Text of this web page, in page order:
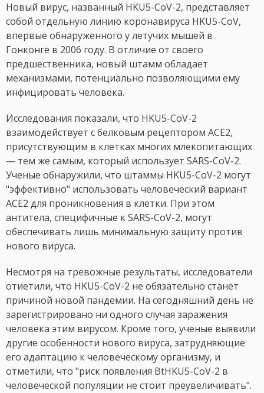
Новый вирус, названный HKU5-CoV-2, представляет
собой отдельную линию коронавируса HKU5-CoV,
впервые обнаруженного у летучих мышей в
Гонконге в 2006 году. В отличие от своего
предшественника, новый штамм обладает
механизмами, потенциально позволяющими ему
инфицировать человека.
Исследования показали, что HKU5-CoV-2
взаимодействует с белковым рецептором ACE2,
присутствующим в клетках многих млекопитающих
— тем же самым, который использует SARS-CoV-2.
Ученые обнаружили, что штаммы HKU5-CoV-2 могут
"эффективно" использовать человеческий вариант
ACE2 для проникновения в клетки. При этом
антитела, специфичные к SARS-CoV-2, могут
обеспечивать лишь минимальную защиту против
нового вируса.
Несмотря на тревожные результаты, исследователи
отиетили, что HKU5-CoV-2 не обязательно станет
причиной новой пандемии. На сегодняшний день не
зарегистрировано ни одного случая заражения
человека этим вирусом. Кроме того, ученые выявили
другие особенности нового вируса, затрудняющие
его адаптацию к человеческому организму, и
отметили, что "риск появления BtHKU5-CoV-2 в
человеческой популяции не стоит преувеличивать".